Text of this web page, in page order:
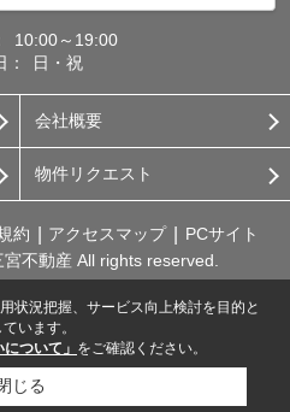
10:00～19:00
：
日・祝
会社概要
物件リクエスト
約 アクセスマップ
PCサイト
不動産 All rights reserved.
状況把握、サービス向上検討を目的と
います。
ついて」 をご確認ください。
じる